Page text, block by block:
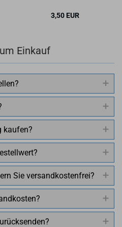
3,50 EUR
Einkauf
kaufen?
Sie versandkostenfrei?